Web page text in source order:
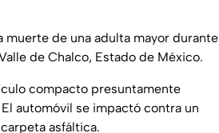
muerte de una adulta mayor durante
de Chalco, Estado de México.
compacto presuntamente
automóvil se impactó contra un
asfáltica.